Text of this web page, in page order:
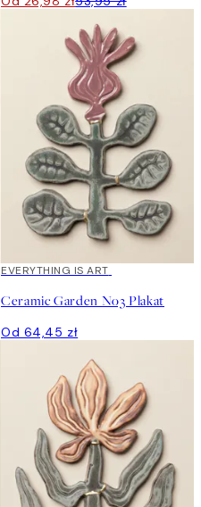
EVERYTHING IS ART
Ceramic Garden No3 Plakat
Od 64,45 zł